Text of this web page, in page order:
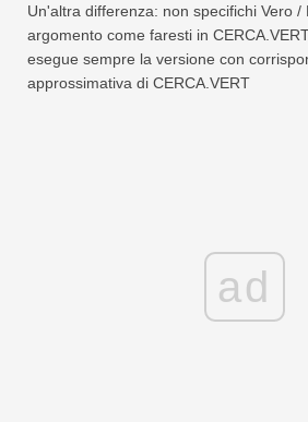
Un'altra differenza: non specifichi Vero
argomento come faresti in
esegue sempre la versione con
approssimativa di CERCA.VERT
ad